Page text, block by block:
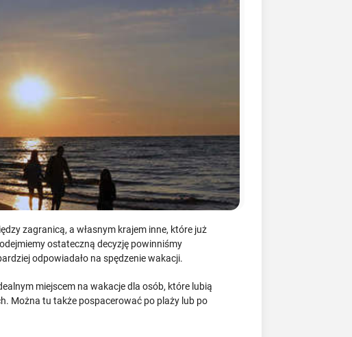
zagranicą, a własnym krajem inne, które już
ostateczną decyzję powinniśmy
odpowiadało na spędzenie wakacji.
miejscem na wakacje dla osób, które lubią
Można tu także pospacerować po plaży lub po